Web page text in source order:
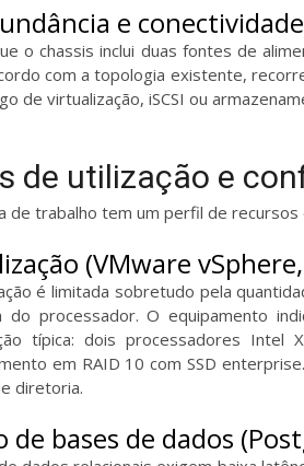
e
o chassis inclui duas fontes de
com a topologia existente,
de virtualização, iSCSI ou
de utilização e
de trabalho tem um perfil de
(VMware
é limitada sobretudo pela
do processador. O equipamento
típica: dois processadores
em RAID 10 com SSD
diretoria.
de bases de dados